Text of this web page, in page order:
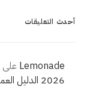
أحدث التعليقات
Lemonade على
2026 الدليل العملي الشامل خطوة بخطوة